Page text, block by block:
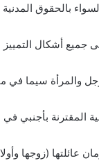
بالسواء بالحقوق
8/1996 الاتفاقية الدولية للقضاء على جميع
15 تاريخ 19/1/1925 تضمن نصوصاً تميز الرجل
اللبنانية المقترنة
عائلتها (زوجها